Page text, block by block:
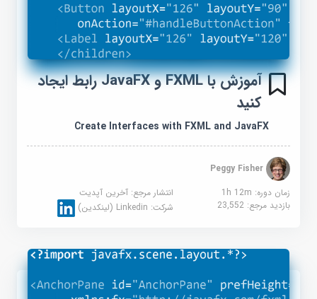
آموزش با FXML و JavaFX رابط ایجاد
کنید
Create Interfaces with FXML and JavaFX
Peggy Fisher
زمان دوره: 1h 12m
انتشار مرجع:آخرین آپدیت
بازدید مرجع:23,552 شرکت:Linkedin (لینکدین)